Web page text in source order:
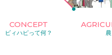
CONCEPT
ビィハピって何？ 農